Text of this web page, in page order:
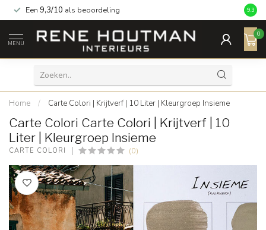
Een 9,3/10 als beoordeling 9.3
MENU
0
Home / Carte Colori | Krijtverf | 10 Liter | Kleurgroep Insieme
Carte Colori Carte Colori | Krijtverf | 10
Liter | Kleurgroep Insieme
CARTE COLORI (0)